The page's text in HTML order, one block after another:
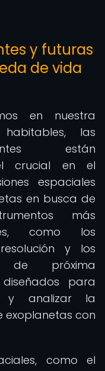
y futuras
de vida
en nuestra
las
están
crucial en el
espaciales
en busca de
más
como los
y los
de próxima
para
y analizar la
exoplanetas con
como el